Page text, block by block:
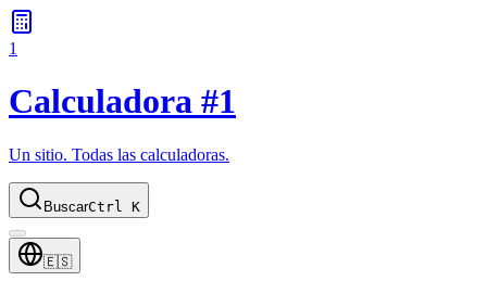
1
Calculadora #1
Un sitio. Todas las calculadoras.
BuscarCtrl K
🇪🇸